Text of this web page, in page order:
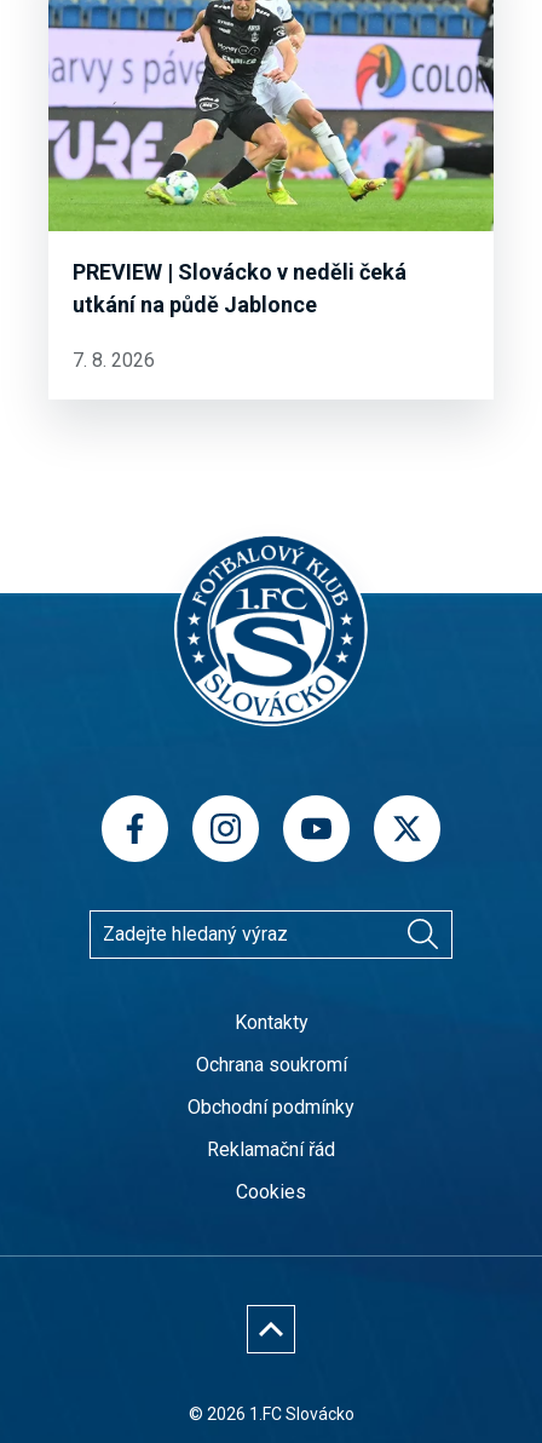
PREVIEW | Slovácko v neděli čeká
utkání na půdě Jablonce
7. 8. 2026
Kontakty
Ochrana soukromí
Obchodní podmínky
Reklamační řád
Cookies
© 2026 1.FC Slovácko